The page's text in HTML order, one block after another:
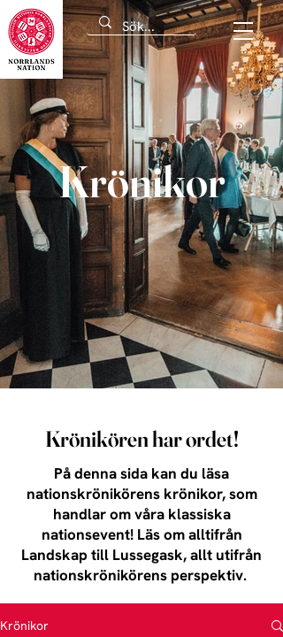
Krönikor
Krönikören har ordet!
På denna sida kan du läsa
nationskrönikörens krönikor, som
handlar om våra klassiska
nationsevent! Läs om alltifrån
Landskap till Lussegask, allt utifrån
nationskrönikörens perspektiv.
Krönikor